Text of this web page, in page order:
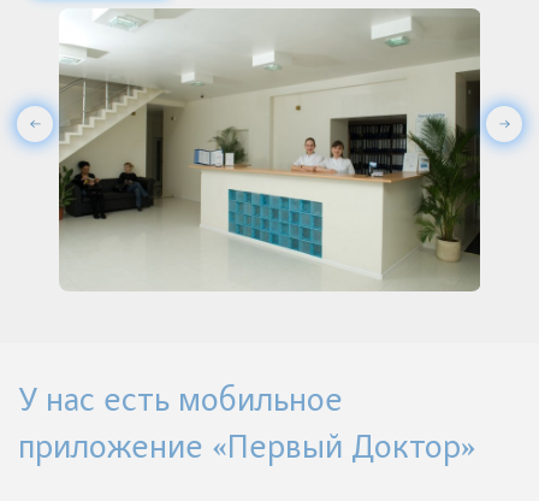
У нас есть мобильное
приложение «Первый Доктор»